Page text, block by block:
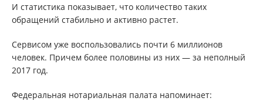
И статистика показывает, что количество таких
обращений стабильно и активно растет.
Сервисом уже воспользовались почти 6 миллионов
человек. Причем более половины из них — за неполный
2017 год.
Федеральная нотариальная палата напоминает: